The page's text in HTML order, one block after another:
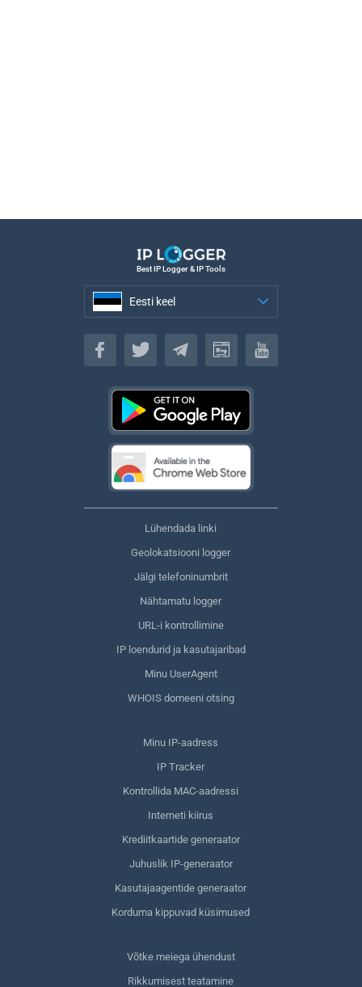
Best IP Logger & IP Tools
Eesti keel
Eesti keel
Lühendada linki
Geolokatsiooni logger
Jälgi telefoninumbrit
Nähtamatu logger
URL-i kontrollimine
IP loendurid ja kasutajaribad
Minu UserAgent
WHOIS domeeni otsing
Minu IP-aadress
IP Tracker
Kontrollida MAC-aadressi
Interneti kiirus
Krediitkaartide generaator
Juhuslik IP-generaator
Kasutajaagentide generaator
Korduma kippuvad küsimused
Võtke meiega ühendust
Rikkumisest teatamine